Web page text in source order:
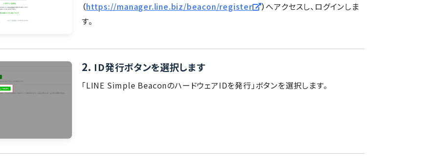
（https://manager.line.biz/beacon/register ） へアクセスし、ログインしま
す。
2. ID発行ボタンを選択します
「LINE Simple BeaconのハードウェアIDを発行」ボタンを選択します。